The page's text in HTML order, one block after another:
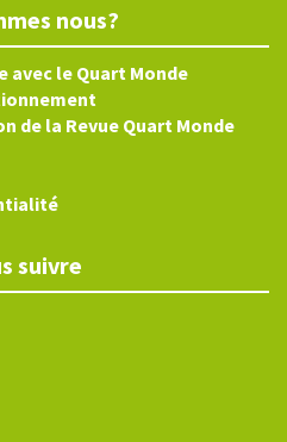
nous?
avec le Quart Monde
de la Revue Quart Monde
suivre